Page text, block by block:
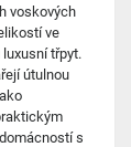
voskových
ve
třpyt.
útulnou
s